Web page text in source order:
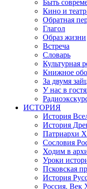
Быть
Кино и
Обратная
Глагол
Образ жизни
Встреча
Словарь
Культурная
Книжное
За двумя
У нас в
ИСТОРИЯ
История
История
Патриархи
Сословия
Ходим в
Уроки
Псковская
История
Россия. Век